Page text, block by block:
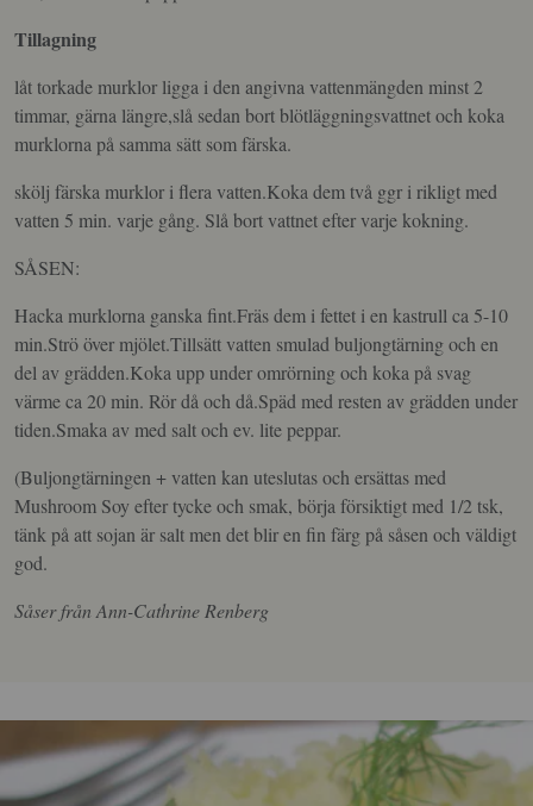
Tillagning
låt torkade murklor ligga i den angivna vattenmängden minst 2
timmar, gärna längre,slå sedan bort blötläggningsvattnet och koka
murklorna på samma sätt som färska.
skölj färska murklor i flera vatten.Koka dem två ggr i rikligt med
vatten 5 min. varje gång. Slå bort vattnet efter varje kokning.
SÅSEN:
Hacka murklorna ganska fint.Fräs dem i fettet i en kastrull ca 5-10
min.Strö över mjölet.Tillsätt vatten smulad buljongtärning och en
del av grädden.Koka upp under omrörning och koka på svag
värme ca 20 min. Rör då och då.Späd med resten av grädden under
tiden.Smaka av med salt och ev. lite peppar.
(Buljongtärningen + vatten kan uteslutas och ersättas med
Mushroom Soy efter tycke och smak, börja försiktigt med 1/2 tsk,
tänk på att sojan är salt men det blir en fin färg på såsen och väldigt
god.
Såser från Ann-Cathrine Renberg